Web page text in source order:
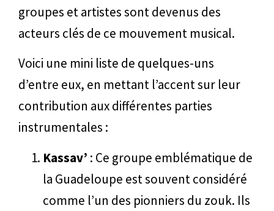
groupes et artistes sont devenus des
acteurs clés de ce mouvement musical.
Voici une mini liste de quelques-uns
d’entre eux, en mettant l’accent sur leur
contribution aux différentes parties
instrumentales :
Kassav’ : Ce groupe emblématique de
la Guadeloupe est souvent considéré
comme l’un des pionniers du zouk. Ils